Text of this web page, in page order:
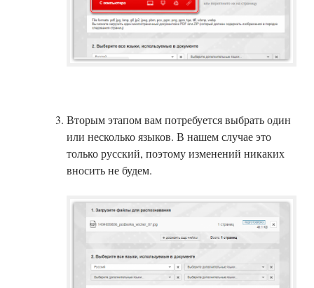
Вторым этапом вам потребуется выбрать один
или несколько языков. В нашем случае это
только русский, поэтому изменений никаких
вносить не будем.